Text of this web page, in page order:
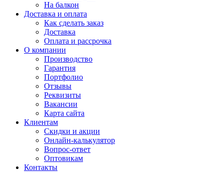
На балкон
Доставка и оплата
Как сделать заказ
Доставка
Оплата и рассрочка
О компании
Производство
Гарантия
Портфолио
Отзывы
Реквизиты
Вакансии
Карта сайта
Клиентам
Скидки и акции
Онлайн-калькулятор
Вопрос-ответ
Оптовикам
Контакты